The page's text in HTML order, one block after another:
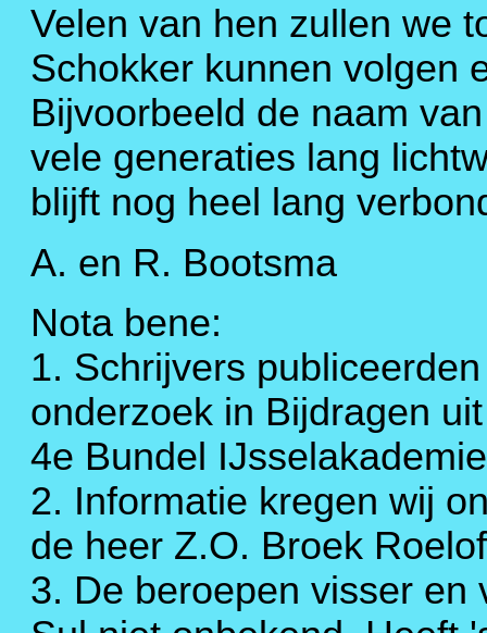
Velen van hen zullen we
Schokker kunnen volgen
Bijvoorbeeld de naam
vele generaties lang
blijft nog heel lang
A. en R. Bootsma
Nota bene:
1. Schrijvers
onderzoek in Bijdragen
4e Bundel
2. Informatie kregen wij
de heer Z.O. Broek
3. De beroepen visser en